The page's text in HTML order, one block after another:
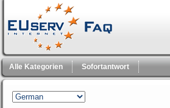
Alle Kategorien Sofortantwort